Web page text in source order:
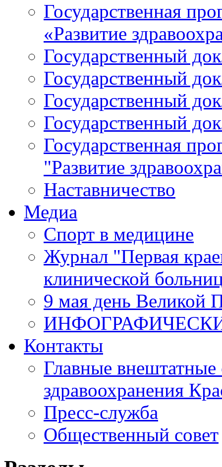
Государственная
«Развитие
Государственный
Государственный
Государственный
Государственный
Государственная
"Развитие
Наставничество
Медиа
Спорт в медицине
Журнал "Первая
клинической
9 мая день Великой
Контакты
Главные внештатные
здравоохранения
Пресс-служба
Общественный совет